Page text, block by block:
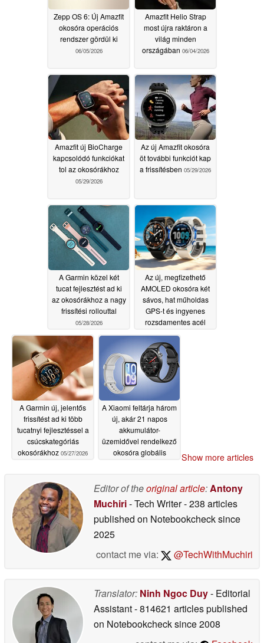
Zepp OS 6: Új Amazfit
okosóra operációs
rendszer gördül ki
06/05/2026
Amazfit Helio Strap
most újra raktáron a
világ minden
országában 06/04/2026
Amazfit új BioCharge
kapcsolódó funkciókat
tol az okosórákhoz
05/29/2026
Az új Amazfit okosóra
öt további funkciót kap
a frissítésben 05/29/2026
A Garmin közel két
tucat fejlesztést ad ki
az okosórákhoz a nagy
frissítési rollouttal
05/28/2026
Az új, megfizethető
AMOLED okosóra két
sávos, hat műholdas
GPS-t és ingyenes
rozsdamentes acél
szíjat kínál
A Garmin új, jelentős
frissítést ad ki több
tucatnyi fejlesztéssel a
csúcskategóriás
okosórákhoz 05/27/2026
A Xiaomi feltárja három
új, akár 21 napos
akkumulátor-
üzemidővel rendelkező
okosóra globális
Show more articles
Editor of theoriginal article:Antony
Muchiri- Tech Writer- 238 articles
published on Notebookchecksince
2025
contact me via:
@TechWithMuchiri
Translator: Ninh Ngoc Duy- Editorial
Assistant- 814621 articles published
on Notebookchecksince 2008